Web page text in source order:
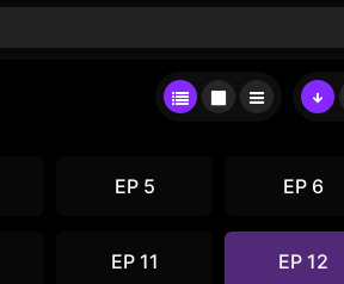
EP 5 EP 6
EP 11 EP 12